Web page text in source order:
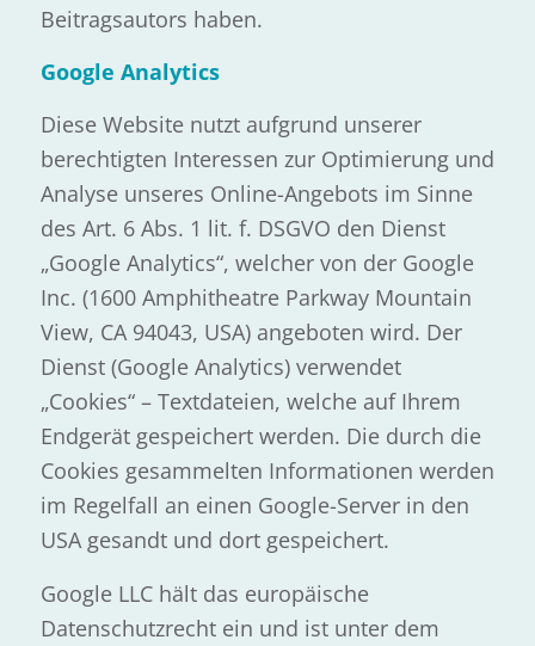
Beitragsautors haben.
Google Analytics
Diese Website nutzt aufgrund unserer
berechtigten Interessen zur Optimierung und
Analyse unseres Online-Angebots im Sinne
des Art. 6 Abs. 1 lit. f. DSGVO den Dienst
„Google Analytics“, welcher von der Google
Inc. (1600 Amphitheatre Parkway Mountain
View, CA 94043, USA) angeboten wird. Der
Dienst (Google Analytics) verwendet
„Cookies“ – Textdateien, welche auf Ihrem
Endgerät gespeichert werden. Die durch die
Cookies gesammelten Informationen werden
im Regelfall an einen Google-Server in den
USA gesandt und dort gespeichert.
Google LLC hält das europäische
Datenschutzrecht ein und ist unter dem